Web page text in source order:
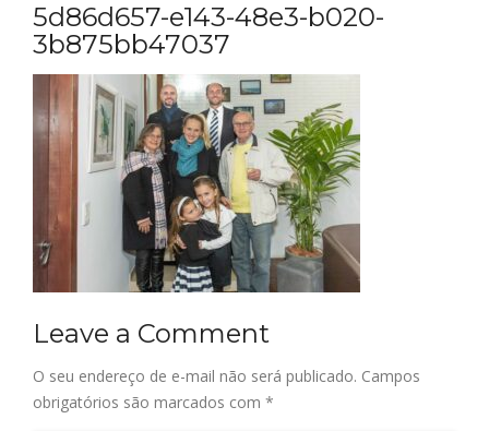
5d86d657-e143-48e3-b020-
3b875bb47037
Leave a Comment
O seu endereço de e-mail não será publicado. Campos
obrigatórios são marcados com *